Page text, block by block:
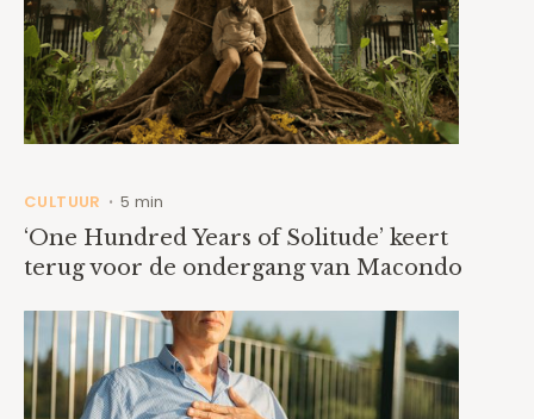
CULTUUR • 5 min
‘One Hundred Years of Solitude’ keert
terug voor de ondergang van Macondo